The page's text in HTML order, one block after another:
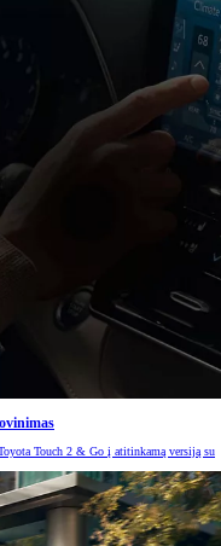
Touch 2 & Go į atitinkamą versiją su